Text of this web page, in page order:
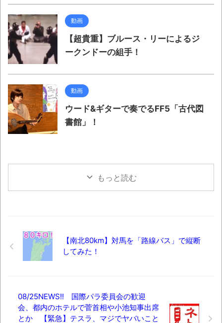
動画
【超貴重】ブルース・リーによるジ
ークンドーの組手！
動画
ウード&ギターで奏でるFF5「古代図
書館」！
もっと読む
【南北80km】対馬を「路線バス」で縦断
してみた！
08/25NEWS!! 国際パラ委員会の歓迎
会、都内のホテルで菅首相や小池知事出席
とか 【緊急】テスラ、マジでヤバいこと